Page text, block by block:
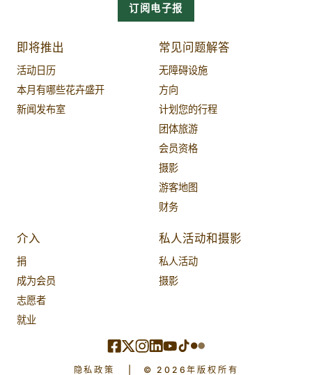
订阅电子报
即将推出
活动日历
本月有哪些花卉盛开
新闻发布室
常见问题解答
无障碍设施
方向
计划您的行程
团体旅游
会员资格
摄影
游客地图
财务
介入
捐
成为会员
志愿者
就业
私人活动和摄影
私人活动
摄影
隐私政策 © 2026年版权所有